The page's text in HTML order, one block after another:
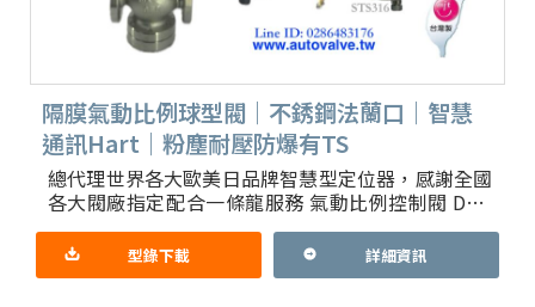
隔膜氣動比例球型閥｜不銹鋼法蘭口｜智慧
通訊Hart｜粉塵耐壓防爆有TS
總代理世界各大歐美日品牌智慧型定位器，感謝全國
各大閥廠指定配合一條龍服務 氣動比例控制閥 DDD
牌Rotork YTC牌 不鏽鋼316有台灣防爆TS標章 直線
型
型錄下載 詳細資訊